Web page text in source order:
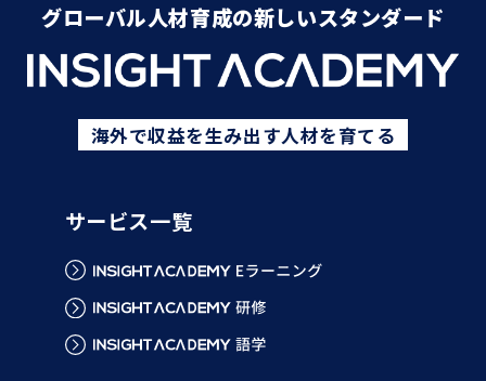
グローバル人材育成の新しいスタンダード
海外で収益を生み出す人材を育てる
サービス一覧